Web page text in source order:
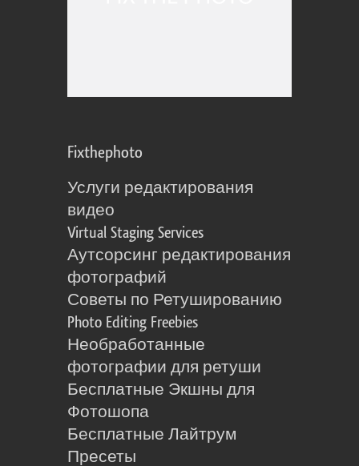
Fixthephoto
Услуги редактирования
видео
Virtual Staging Services
Аутсорсинг редактирования
фотографий
Советы по Ретушированию
Photo Editing Freebies
Необработанные
фотографии для ретуши
Бесплатные Экшны для
Фотошопа
Бесплатные Лайтрум
Пресеты